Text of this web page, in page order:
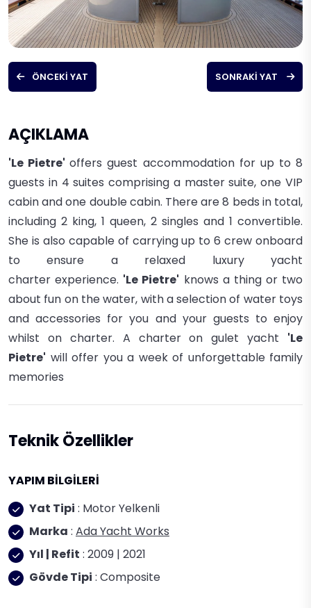
ÖNCEKI YAT SONRAKI YAT
AÇIKLAMA
'Le Pietre'offers guest accommodation for up to 8
guests in 4 suites comprising a master suite, one VIP
cabin and one double cabin. There are 8 beds in total,
including 2 king, 1 queen, 2 singles and 1 convertible.
She is also capable of carrying up to 6 crew onboard
to ensure a relaxed luxury yacht
charter experience. 'Le Pietre' knows a thing or two
about fun on the water, with a selection of water toys
and accessories for you and your guests to enjoy
whilst on charter. A charter on gulet yacht 'Le
Pietre' will offer you a week of unforgettable family
memories
Teknik Özellikler
YAPIM BİLGİLERİ
Yat Tipi : Motor Yelkenli
Marka : Ada Yacht Works
Yıl | Refit : 2009 | 2021
Gövde Tipi : Composite